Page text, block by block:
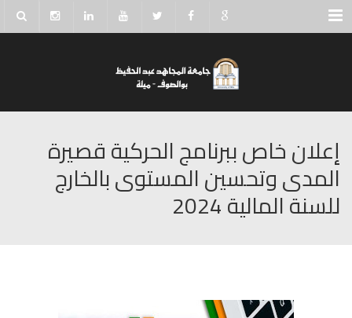
Menu
إعلان خاص ببرنامج الحركية قصيرة
المدى وتحسين المستوى بالخارج
للسنة المالية 2024